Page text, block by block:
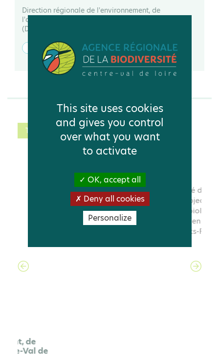
Direction régionale de l'environnement, de
l'aménagement et du logement Centre-Val de Loire
(DREAL)
CONTACTER VOIR LA FICHE
TOUS ACTEUR PAGE
Le réseau Natura 2000
This site uses cookies
and gives you control
over what you want
to activate
OK, accept all
Deny all cookies
Personalize